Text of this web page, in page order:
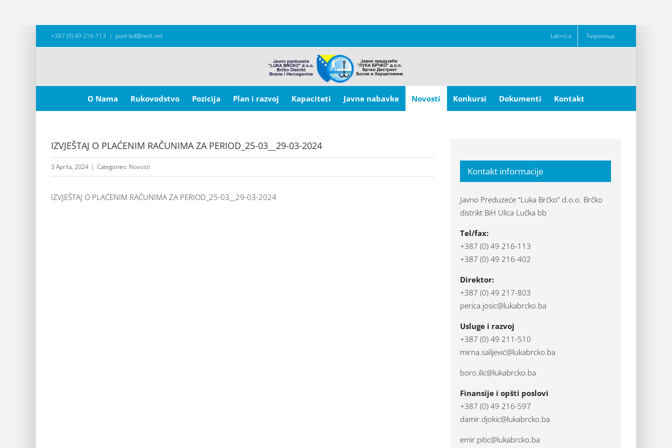
+387 (0) 49 216-113 | port-bd@teol.net Latinica Ћирилица
for:
O Nama
Rukovodstvo Pozicija Plan i razvoj Kapaciteti Javne nabavke Novosti Konkursi Dokumenti Kontakt
IZVJEŠTAJ O PLAĆENIM RAČUNIMA ZA PERIOD_25-03__29-03-2024
3 Aprila, 2024 | Categories: Novosti
IZVJEŠTAJ O PLAĆENIM RAČUNIMA ZA PERIOD_25-03__29-03-2024
Kontakt informacije
Javno Preduzeće “Luka Brčko” d.o.o. Brčko
distrikt BiH Ulica Lučka bb
Tel/fax:
+387 (0) 49 216-113
+387 (0) 49 216-402
Direktor:
+387 (0) 49 217-803
perica.josic@lukabrcko.ba
Usluge i razvoj
+387 (0) 49 211-510
mirna.salijević@lukabrcko.ba
boro.ilic@lukabrcko.ba
Finansije i opšti poslovi
+387 (0) 49 216-597
damir.djokic@lukabrcko.ba
emir.pitic@lukabrcko.ba